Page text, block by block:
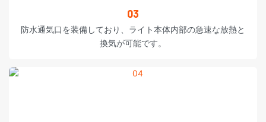
03
防水通気口を装備しており、ライト本体内部の急速な放熱と
換気が可能です。